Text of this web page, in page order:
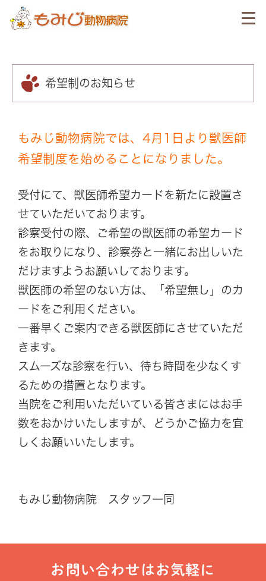
希望制のお知らせ
もみじ動物病院では、 4月1日より獣医師
希望制度を始めることになりました。
受付にて、 獣医師希望カード を新たに設置さ
せていただいております。
診察受付の際、ご希望の獣医師の希望カード
をお取りになり、診察券と一緒にお出しいた
だけますようお願いしております。
獣医師の希望のない方は、「希望無し」のカ
ードをご利用ください。
一番早くご案内できる獣医師にさせていただ
きます。
スムーズな診察を行い、待ち時間を少なくす
るための措置となります。
当院をご利用いただいている皆さまにはお手
数をおかけいたしますが、どうかご協力を宜
しくお願いいたします。
もみじ動物病院 スタッフ一同
お問い合わせはお気軽に